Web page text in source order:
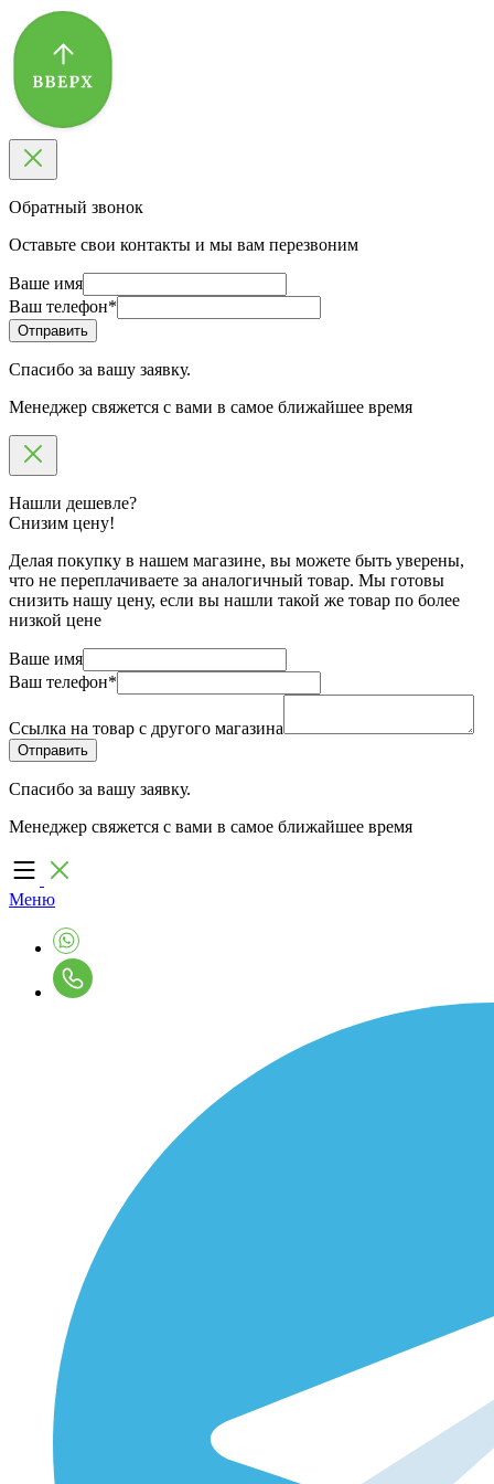
Обратный звонок
Оставьте свои контакты и мы вам перезвоним
Ваше имя
Ваш телефон*
Спасибо за вашу заявку.
Менеджер свяжется с вами в самое ближайшее время
Нашли дешевле?
Снизим цену!
Делая покупку в нашем магазине, вы можете быть уверены,
что не переплачиваете за аналогичный товар. Мы готовы
снизить нашу цену, если вы нашли такой же товар по более
низкой цене
Ваше имя
Ваш телефон*
Ссылка на товар с другого магазина
Спасибо за вашу заявку.
Менеджер свяжется с вами в самое ближайшее время
Меню